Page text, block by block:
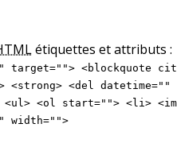
étiquettes et attributs :
<blockquote
<strong> <del
<ul> <ol start=""> <li>
width="">